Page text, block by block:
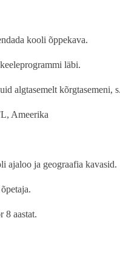
kooli õppekava.
läbi.
algtasemelt kõrgtasemeni,
Ameerika
ajaloo ja geograafia kavasid.
8 aastat.